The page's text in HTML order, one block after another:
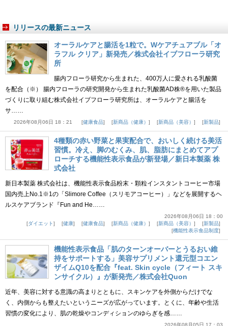
リリースの最新ニュース
オーラルケアと腸活を1粒で。Wケアチュアブル「オ
ラフル クリア」新発売／株式会社イブフローラ研究
所
腸内フローラ研究から生まれた、400万人に愛される乳酸菌
を配合（※） 腸内フローラの研究開発から生まれた乳酸菌AD株®を用いた製品
づくりに取り組む株式会社イブフローラ研究所は、オーラルケアと腸活を
サ……
2026年08月06日 18：21 健康食品 新商品（健康） 新商品（美容） 新製品
4種類の赤い野菜と果実配合で、おいしく続ける美活
習慣。冷え、脚のむくみ、肌、脂肪にまとめてアプ
ローチする機能性表示食品が新登場／新日本製薬 株
式会社
新日本製薬 株式会社は、機能性表示食品粉末・顆粒インスタントコーヒー市場
国内売上No.1※1の「Slimore Coffee（スリモアコーヒー）」などを展開するヘ
ルスケアブランド『Fun and He……
2026年08月06日 18：00
ダイエット
健康 健康食品 新商品（健康） 新商品（美容）
新製品
機能性表示食品制度
機能性表示食品「肌のターンオーバーとうるおい維
持をサポートする」美容サプリメント還元型コエン
ザイムQ10を配合『feat. Skin cycle（フィート スキ
ンサイクル）』が新発売／株式会社Quon
近年、美容に対する意識の高まりとともに、スキンケアを外側からだけでな
く、内側からも整えたいというニーズが広がっています。とくに、年齢や生活
習慣の変化により、肌の乾燥やコンディションのゆらぎを感……